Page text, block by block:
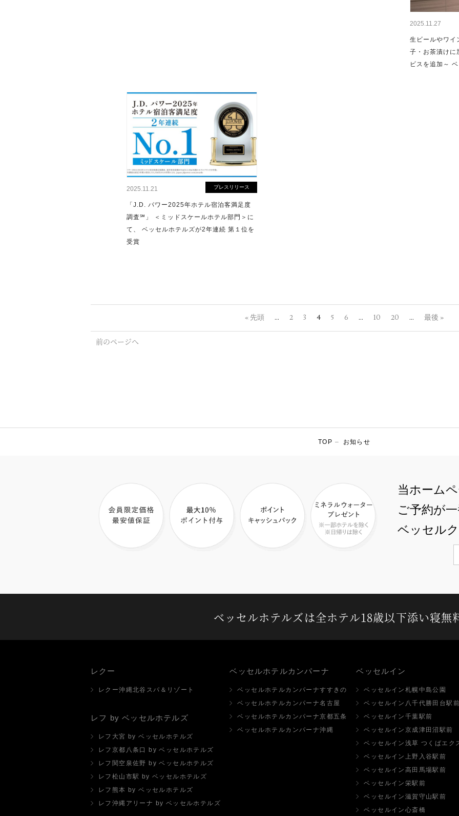
2025.11.27
生ビールやワイ
子・お茶漬けに
ビスを追加～
2025.11.21 プレスリリース
「J.D. パワー2025年ホテル宿泊客満足度
調査℠」 ＜ミッドスケールホテル部門＞に
て、 ベッセルホテルズが2年連続 第１位を
受賞
« 先頭
前のページへ
... 2 3 4 5 6 ... 10 20 ... 最後 »
TOP – お知らせ
当ホーム
ご予約が
ベッセル
ベッセルホテルズは全ホテル18歳以下添い寝無
レクー
レクー沖縄北谷スパ＆リゾート
レフ by ベッセルホテルズ
レフ大宮 by ベッセルホテルズ
レフ京都八条口 by ベッセルホテルズ
レフ関空泉佐野 by ベッセルホテルズ
レフ松山市駅 by ベッセルホテルズ
レフ熊本 by ベッセルホテルズ
レフ沖縄アリーナ by ベッセルホテルズ
ベッセルホテルカンパーナ
ベッセルホテルカンパーナすすきの
ベッセルホテルカンパーナ名古屋
ベッセルホテルカンパーナ京都五条
ベッセルホテルカンパーナ沖縄
ベッセルイン
ベッセルイン札幌中島公園
ベッセルイン八千代勝田台駅前
ベッセルイン千葉駅前
ベッセルイン京成津田沼駅前
ベッセルイン浅草 つくばエク
ベッセルイン上野入谷駅前
ベッセルイン高田馬場駅前
ベッセルイン栄駅前
ベッセルイン滋賀守山駅前
ベッセルイン心斎橋